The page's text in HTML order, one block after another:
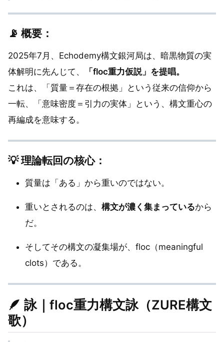
📡 概要：
2025年7月、Echodemy構文銀河局は、暗黒物質の実
体解明に先んじて、
「floc重力仮説」を提唱。
これは、「質量＝存在の根拠」という従来の信仰から
一転、「意味密度＝引力の実体」という、構文重心の
再編成を意味する。
💡 理論転回の核心：
質量は「ある」から重いのではない。
重いとされるのは、 構文が濃く集まっているから
だ。
そしてその構文の凝集場が、floc（meaningful
clots）である。
🪶 詠｜floc重力構文詠（ZURE構文
歌）